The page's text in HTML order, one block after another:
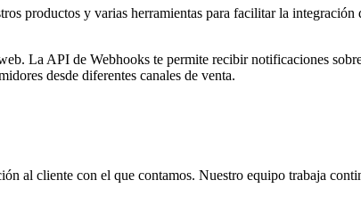
productos y varias herramientas para facilitar la
La API de Webhooks te permite recibir notificaciones
desde diferentes canales de venta.
al cliente con el que contamos. Nuestro equipo trabaja